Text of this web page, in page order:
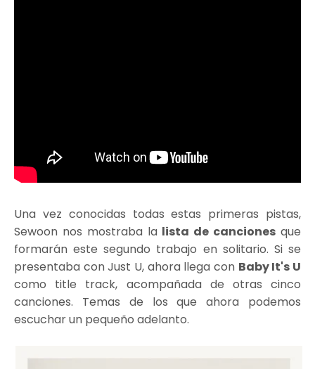
Una vez conocidas todas estas primeras pistas,
Sewoon nos mostraba la lista de canciones que
formarán este segundo trabajo en solitario. Si se
presentaba con Just U, ahora llega con Baby It's U
como title track, acompañada de otras cinco
canciones. Temas de los que ahora podemos
escuchar un pequeño adelanto.